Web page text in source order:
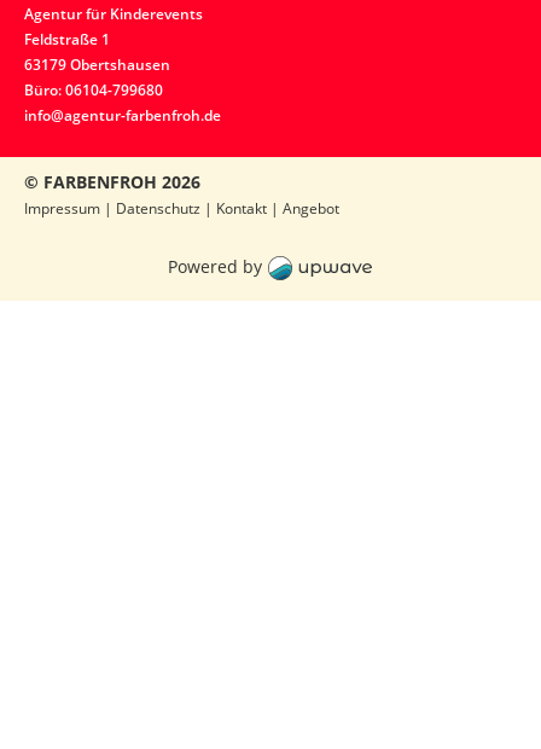
Agentur für Kinderevents
Feldstraße 1
63179 Obertshausen
Büro: 06104-799680
info@agentur-farbenfroh.de
© FARBENFROH 2026
Impressum | Datenschutz | Kontakt | Angebot
Powered by